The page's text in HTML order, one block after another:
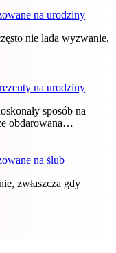
na urodziny
nie lada wyzwanie,
na urodziny
sposób na
obdarowana…
na ślub
zwłaszcza gdy